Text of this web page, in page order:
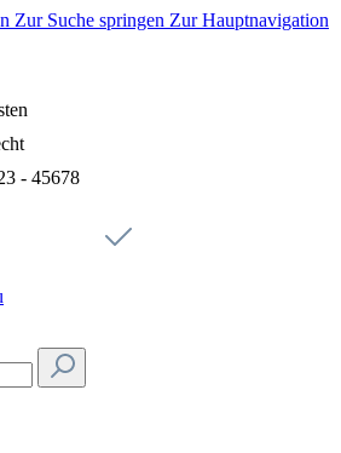
Zur Suche springen Zur Hauptnavigation
- 45678